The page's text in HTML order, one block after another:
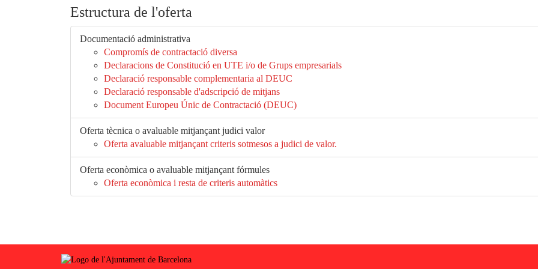
Estructura de l'oferta
Documentació administrativa
Compromís de contractació diversa
Declaracions de Constitució en UTE i/o de Grups empresarials
Declaració responsable complementaria al DEUC
Declaració responsable d'adscripció de mitjans
Document Europeu Únic de Contractació (DEUC)
Oferta tècnica o avaluable mitjançant judici valor
Oferta avaluable mitjançant criteris sotmesos a judici de valor.
Oferta econòmica o avaluable mitjançant fórmules
Oferta econòmica i resta de criteris automàtics